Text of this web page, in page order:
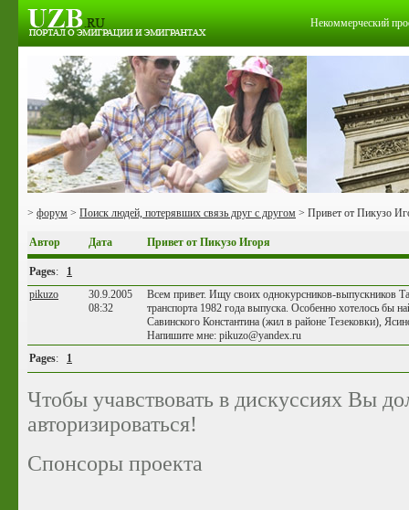
Некоммерческий
> форум > Поиск людей, потерявших связь друг с другом > Привет от Пикузо
Автор Дата Привет от Пикузо Игоря
Pages: 1
pikuzo
30.9.2005
08:32
Всем привет. Ищу своих однокурсников-выпускников
транспорта 1982 года выпуска. Особенно хотелось бы
Савинского Константина (жил в районе Тезековки),
Напишите мне: pikuzo@yandex.ru
Pages: 1
Чтобы учавствовать в дискуссиях Вы
авторизироваться!
Спонсоры проекта